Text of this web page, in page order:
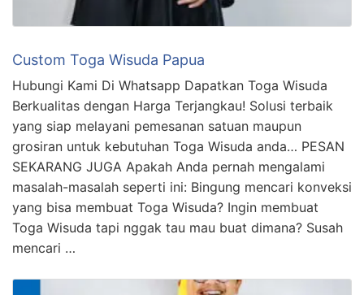
Custom Toga Wisuda Papua
Hubungi Kami Di Whatsapp Dapatkan Toga Wisuda
Berkualitas dengan Harga Terjangkau! Solusi terbaik
yang siap melayani pemesanan satuan maupun
grosiran untuk kebutuhan Toga Wisuda anda… PESAN
SEKARANG JUGA Apakah Anda pernah mengalami
masalah-masalah seperti ini: Bingung mencari konveksi
yang bisa membuat Toga Wisuda? Ingin membuat
Toga Wisuda tapi nggak tau mau buat dimana? Susah
mencari …